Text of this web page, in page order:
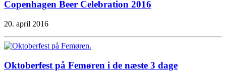
Copenhagen Beer Celebration 2016
20. april 2016
Oktoberfest på Femøren i de næste 3 dage